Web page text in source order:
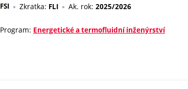
FSI Zkratka: FLI Ak. rok: 2025/2026
Program: Energetické a termofluidní inženýrství